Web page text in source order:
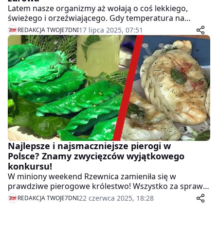
Latem nasze organizmy aż wołają o coś lekkiego,
świeżego i orzeźwiającego. Gdy temperatura na
zewnątrz przekracza 30 stopni, nikt nie ma ochoty na
ciężkie, tłuste potrawy. Właśnie wtedy na ratunek
przychodzą kolorowe sałatki, które nie tylko sycą, ale
również gaszą pragnienie i dostarczają cennych
witamin. Hitem ostatnich lat jest zdecydowanie sałatka
z arbuzem, fetą i ogórkiem. To połączenie, które
zaskakuje prostotą, smakiem i błyskawicznym
przygotowaniem.
REDAKCJA TWOJE7DNI17 lipca 2025, 07:51
Najlepsze i najsmaczniejsze pierogi w
Polsce? Znamy zwycięzców wyjątkowego
konkursu!
W miniony weekend Rzewnica zamieniła się w
prawdziwe pierogowe królestwo! Wszystko za sprawą
VI Mistrzostw w Lepieniu Pierogów, które przyciągnęły
zarówno lokalnych smakoszy, jak i turystów. Oprócz
REDAKCJA TWOJE7DNI22 czerwca 2025, 18:28